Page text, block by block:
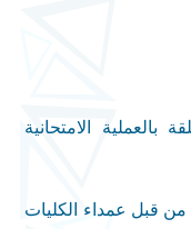
بالعملية الامتحانية
من قبل عمداء الكليات